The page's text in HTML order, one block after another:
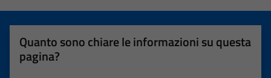
Quanto sono chiare le informazioni su questa
pagina?